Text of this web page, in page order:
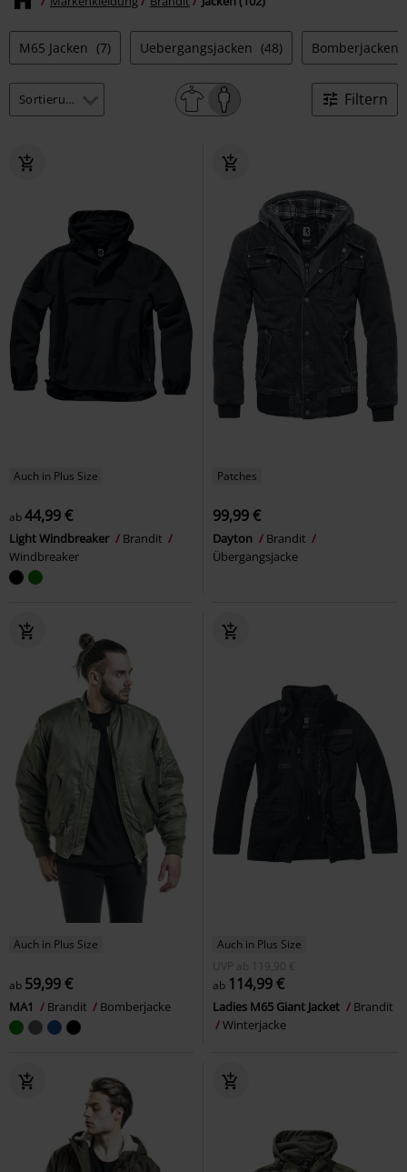
M65 Jacken (7) Uebergangsjacken (48) Bomberjacken
Filtern
Auch in Plus Size
ab44,99 €
Light Windbreaker
Brandit
Windbreaker
Patches
99,99 €
Dayton
Brandit
Übergangsjacke
Auch in Plus Size
ab 59,99 €
MA1 Brandit Bomberjacke
Auch in Plus Size
UVP
ab
119,90 €
ab 114,99 €
Ladies M65 Giant Jacket
Brandit
Winterjacke